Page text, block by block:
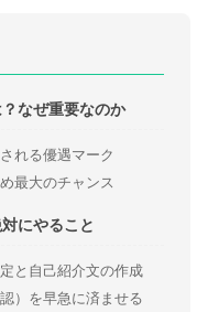
なぜ重要なのか
れる優遇マーク
最大のチャンス
にやること
と自己紹介文の作成
）を早急に済ませる